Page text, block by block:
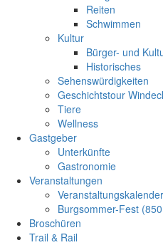
Reiten
Schwimmen
Kultur
Bürger- und
Historisches
Sehenswürdigkeiten
Geschichtstour
Tiere
Wellness
Gastgeber
Unterkünfte
Gastronomie
Veranstaltungen
Veranstaltungskalender
Burgsommer-Fest
Broschüren
Trail & Rail